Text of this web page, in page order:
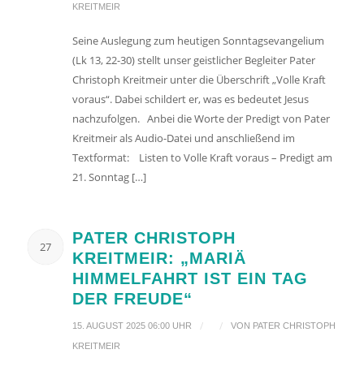
KREITMEIR
Seine Auslegung zum heutigen Sonntagsevangelium
(Lk 13, 22-30) stellt unser geistlicher Begleiter Pater
Christoph Kreitmeir unter die Überschrift „Volle Kraft
voraus“. Dabei schildert er, was es bedeutet Jesus
nachzufolgen. Anbei die Worte der Predigt von Pater
Kreitmeir als Audio-Datei und anschließend im
Textformat: Listen to Volle Kraft voraus – Predigt am
21. Sonntag […]
27
PATER CHRISTOPH
KREITMEIR: „MARIÄ
HIMMELFAHRT IST EIN TAG
DER FREUDE“
15. AUGUST 2025 06:00 UHR / / VON PATER CHRISTOPH
KREITMEIR